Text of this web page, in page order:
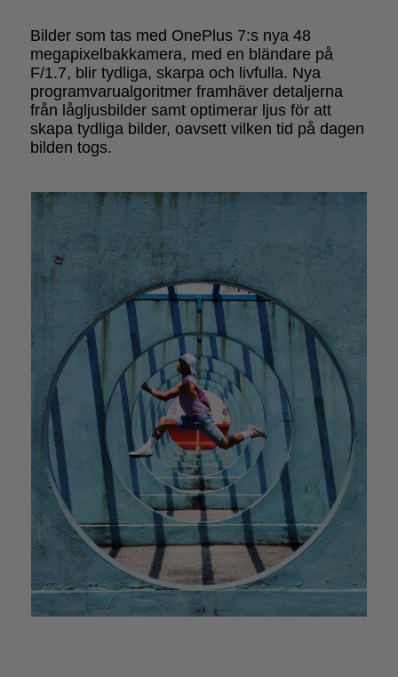
Bilder som tas med OnePlus 7:s nya 48
megapixelbakkamera, med en bländare på
F/1.7, blir tydliga, skarpa och livfulla. Nya
programvarualgoritmer framhäver detaljerna
från lågljusbilder samt optimerar ljus för att
skapa tydliga bilder, oavsett vilken tid på dagen
bilden togs.